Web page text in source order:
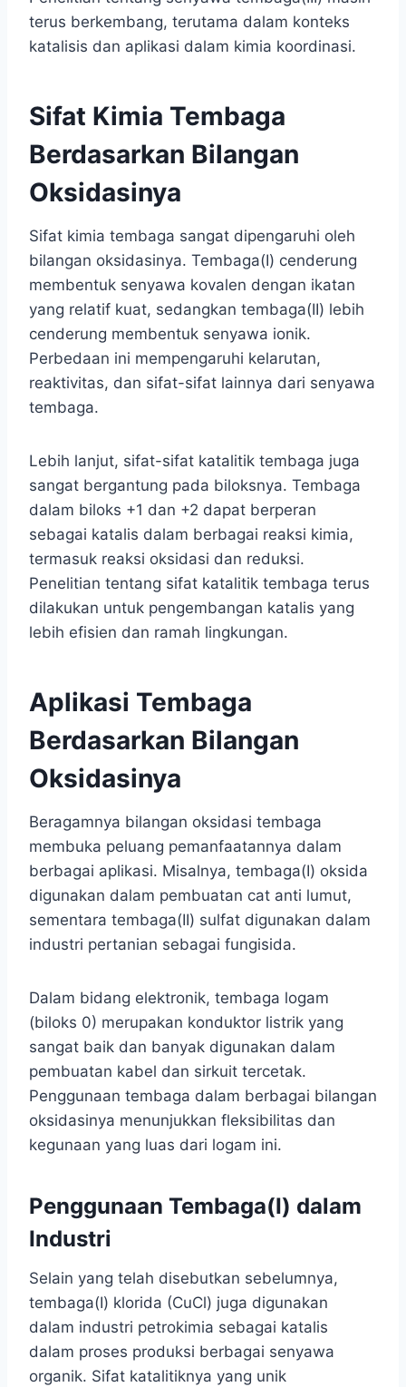
terus berkembang, terutama dalam konteks
katalisis dan aplikasi dalam kimia koordinasi.
Sifat Kimia Tembaga
Berdasarkan Bilangan
Oksidasinya
Sifat kimia tembaga sangat dipengaruhi oleh
bilangan oksidasinya. Tembaga(I) cenderung
membentuk senyawa kovalen dengan ikatan
yang relatif kuat, sedangkan tembaga(II) lebih
cenderung membentuk senyawa ionik.
Perbedaan ini mempengaruhi kelarutan,
reaktivitas, dan sifat-sifat lainnya dari senyawa
tembaga.
Lebih lanjut, sifat-sifat katalitik tembaga juga
sangat bergantung pada biloksnya. Tembaga
dalam biloks +1 dan +2 dapat berperan
sebagai katalis dalam berbagai reaksi kimia,
termasuk reaksi oksidasi dan reduksi.
Penelitian tentang sifat katalitik tembaga terus
dilakukan untuk pengembangan katalis yang
lebih efisien dan ramah lingkungan.
Aplikasi Tembaga
Berdasarkan Bilangan
Oksidasinya
Beragamnya bilangan oksidasi tembaga
membuka peluang pemanfaatannya dalam
berbagai aplikasi. Misalnya, tembaga(I) oksida
digunakan dalam pembuatan cat anti lumut,
sementara tembaga(II) sulfat digunakan dalam
industri pertanian sebagai fungisida.
Dalam bidang elektronik, tembaga logam
(biloks 0) merupakan konduktor listrik yang
sangat baik dan banyak digunakan dalam
pembuatan kabel dan sirkuit tercetak.
Penggunaan tembaga dalam berbagai bilangan
oksidasinya menunjukkan fleksibilitas dan
kegunaan yang luas dari logam ini.
Penggunaan Tembaga(I) dalam
Industri
Selain yang telah disebutkan sebelumnya,
tembaga(I) klorida (CuCl) juga digunakan
dalam industri petrokimia sebagai katalis
dalam proses produksi berbagai senyawa
organik. Sifat katalitiknya yang unik